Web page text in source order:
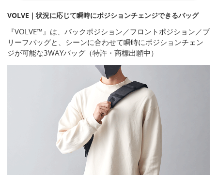
VOLVE｜状況に応じて瞬時にポジションチェンジできるバッグ
『VOLVE™』は、バックポジション／フロントポジション／ブ
リーフバッグと、シーンに合わせて瞬時にポジションチェン
ジが可能な3WAYバッグ（特許・商標出願中）